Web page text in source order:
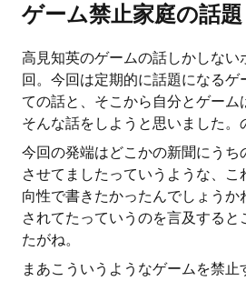
ゲーム禁止家庭の話題
高見知英のゲームの話しかしな
回。今回は定期的に話題になるゲ
ての話と、そこから自分とゲーム
そんな話をしようと思いました。
今回の発端はどこかの新聞にうち
させてましたっていうような、
向性で書きたかったんでしょう
されてたっていうのを言及すると
たがね。
まあこういうようなゲームを禁